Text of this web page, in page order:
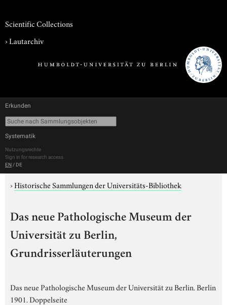
Scientific Collections
›Lautarchiv
Erkunden
Systematik
Nutzungsrechte
Sign in for research access
EN / DE
›Historische Sammlungen der Universitäts-Bibliothek
Das neue Pathologische Museum der
Universität zu Berlin,
Grundrisserläuterungen
Das neue Pathologische Museum der Universität zu Berlin. Berlin
1901. Doppelseite